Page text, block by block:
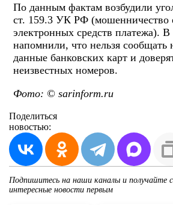
По данным фактам возбудили
ст. 159.3 УК РФ (мошенничество
электронных средств платежа). В
напомнили, что нельзя сообщать
данные банковских карт и
неизвестных номеров.
Фото: © sarinform.ru
Поделиться
новостью:
Подпишитесь на наши каналы и получайте
интересные новости первым